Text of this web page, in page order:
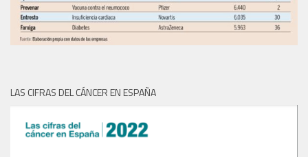
LAS CIFRAS DEL CÁNCER EN ESPAÑA